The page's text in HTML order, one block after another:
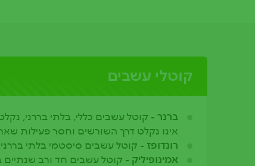
קוטלי עשבים
ברנר - קוטל עשבים כללי, בלתי בררני,
אינו נקלט דרך השורשים וחסר פעילות
רונדופז - קוטל עשבים סיסטמי בלתי
אמינופיליק - קוטל עשבים חד ורב שנתיים